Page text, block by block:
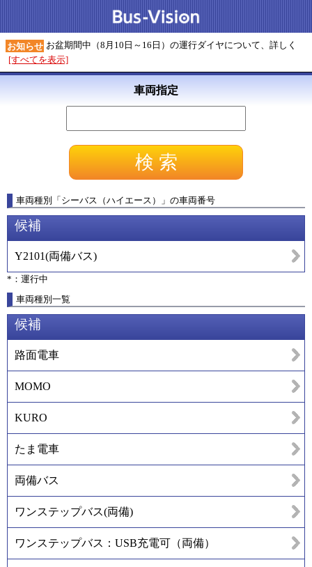
お知らせ お盆期間中（8月10日～16日）の運行ダイヤについて、詳しく
[すべてを表示]
車両指定
車両種別 「シーバス（ハイエース） 」 の車両番号
候補
Y2101(両備バス)
*：運行中
車両種別一覧
候補
路面電車
MOMO
KURO
たま電車
両備バス
ワンステップバス(両備)
ワンステップバス：USB充電可（両備）